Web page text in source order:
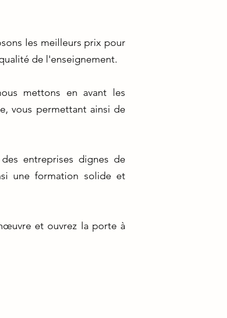
les meilleurs prix pour
de l'enseignement.
mettons en avant les
vous permettant ainsi de
entreprises dignes de
une formation solide et
et ouvrez la porte à